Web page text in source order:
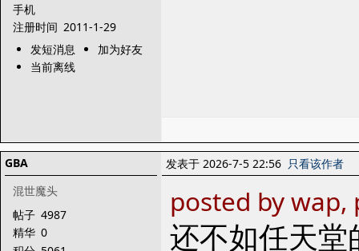
手机
注册时间 2011-1-29
发短消息
加为好友
当前离线
GBA
混世魔头
帖子 4987
精华 0
发表于 2026-7-5 22:56 只看该作者
posted by
还不如任天